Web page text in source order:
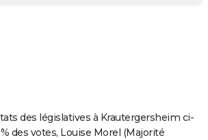
des législatives à Krautergersheim ci-
des votes, Louise Morel (Majorité